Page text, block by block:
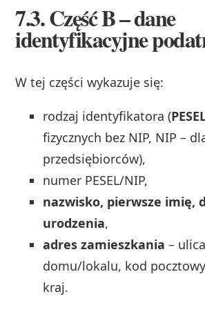
7.3. Część B – dane
identyfikacyjne
W tej części wykazuje się:
rodzaj identyfikatora (
fizycznych bez NIP, NIP –
przedsiębiorców),
numer PESEL/NIP,
nazwisko, pierwsze imię,
urodzenia,
adres zamieszkania –
domu/lokalu, kod
kraj.